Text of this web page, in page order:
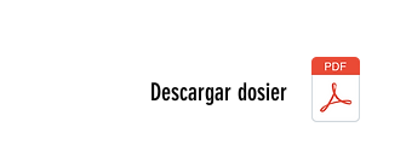
Descargar dosier